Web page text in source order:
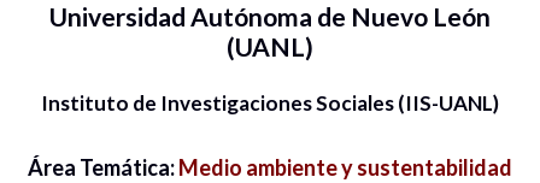
Universidad Autónoma de Nuevo León
(UANL)
Instituto de Investigaciones Sociales (IIS-UANL)
Área Temática:Medio ambiente y sustentabilidad